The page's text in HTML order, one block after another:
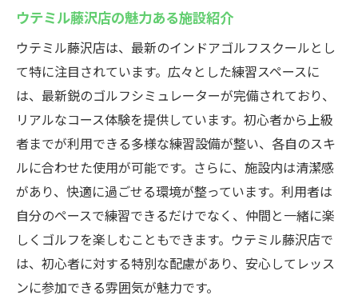
時間を有効活用！深夜練習のススメ
仕事帰りにぴったり！ストレス解消に最適
なゴルフ
効率的なスキルアップをサポートするプロ
グラム
パーソナライズされたトレーニングメニュ
ー紹介
インストラクターの専門指導で短期上達
忙しい日常に癒しを与えるインドアゴルフ
初心者も安心！藤沢駅で通い放題のインドアゴ
ルフスクールウテミルの魅力
初心者歓迎！安心して始められるゴルフレ
ウテミル藤沢店の魅力ある施設紹介
ウテミル藤沢店は、最新のインドアゴルフスクールとし
て特に注目されています。広々とした練習スペースに
は、最新鋭のゴルフシミュレーターが完備されており、
リアルなコース体験を提供しています。初心者から上級
者までが利用できる多様な練習設備が整い、各自のスキ
ルに合わせた使用が可能です。さらに、施設内は清潔感
があり、快適に過ごせる環境が整っています。利用者は
自分のペースで練習できるだけでなく、仲間と一緒に楽
しくゴルフを楽しむこともできます。ウテミル藤沢店で
は、初心者に対する特別な配慮があり、安心してレッス
ンに参加できる雰囲気が魅力です。